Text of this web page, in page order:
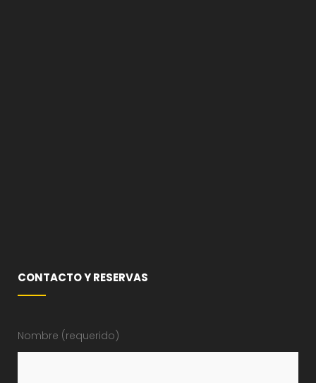
CONTACTO Y RESERVAS
Nombre (requerido)